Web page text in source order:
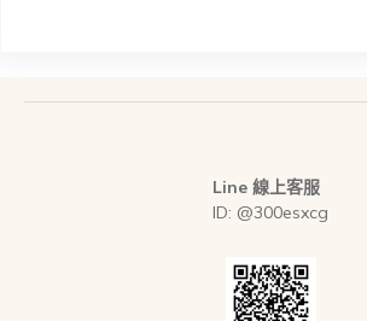
Line 線上客服
ID: @300esxcg